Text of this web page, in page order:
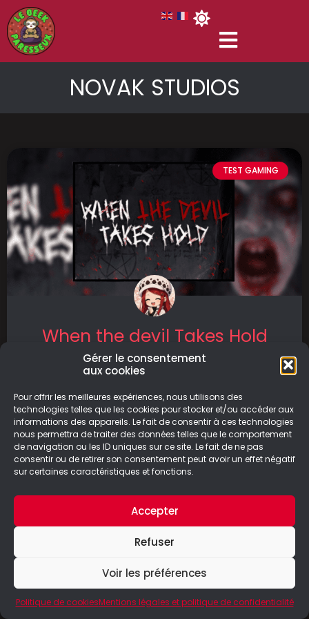
Gérer le consentement
aux cookies
Pour offrir les meilleures expériences, nous utilisons des
technologies telles que les cookies pour stocker et/ou accéder aux
informations des appareils. Le fait de consentir à ces technologies
nous permettra de traiter des données telles que le comportement
de navigation ou les ID uniques sur ce site. Le fait de ne pas
consentir ou de retirer son consentement peut avoir un effet négatif
sur certaines caractéristiques et fonctions.
Accepter
Refuser
Voir les préférences
Politique de cookiesMentions légales et politique de confidentialité
NOVAK STUDIOS
TEST GAMING
When the devil Takes Hold
When the Devil Takes Hold est un jeu d’horreur
hantée, résolvez des énigmes et
LIRE LA SUITE
25/08/2024
© Le Geek Paresseux –Mentions légales & Politique de